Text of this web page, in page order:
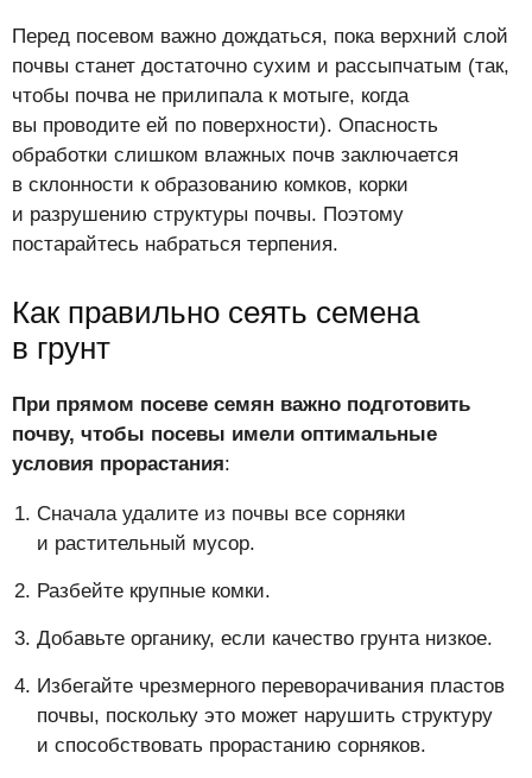
Перед посевом важно дождаться, пока верхний слой
почвы станет достаточно сухим и рассыпчатым (так,
чтобы почва не прилипала к мотыге, когда
вы проводите ей по поверхности). Опасность
обработки слишком влажных почв заключается
в склонности к образованию комков, корки
и разрушению структуры почвы. Поэтому
постарайтесь набраться терпения.
Как правильно сеять семена
в грунт
При прямом посеве семян важно подготовить
почву, чтобы посевы имели оптимальные
условия прорастания:
Сначала удалите из почвы все сорняки
и растительный мусор.
Разбейте крупные комки.
Добавьте органику, если качество грунта низкое.
Избегайте чрезмерного переворачивания пластов
почвы, поскольку это может нарушить структуру
и способствовать прорастанию сорняков.